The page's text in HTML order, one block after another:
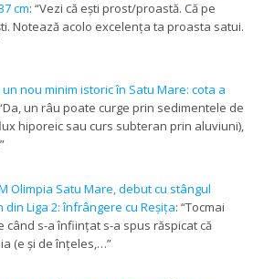
cm: “Vezi că ești prost/proastă. Că pe
Notează acolo excelența ta proasta satui.
un nou minim istoric în Satu Mare: cota a
Da, un râu poate curge prin sedimentele de
hiporeic sau curs subteran prin aluviuni),
”
Olimpia Satu Mare, debut cu stângul
din Liga 2: înfrângere cu Reșița: “Tocmai
când s-a înființat s-a spus răspicat că
(e și de înțeles,…”